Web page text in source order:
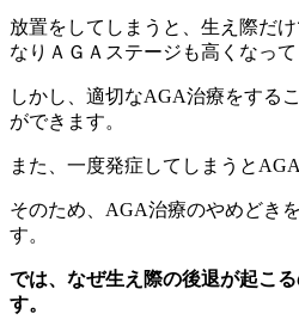
放置をしてしまうと、生え際だ
なりＡＧＡステージも高くなって
しかし、適切なAGA治療をする
ができます。
また、一度発症してしまうと
そのため、AGA治療のやめどき
す。
では、なぜ生え際の後退が起こ
す。